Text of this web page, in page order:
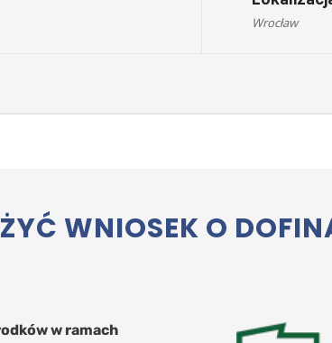
Wrocław
WNIOSEK O
w ramach